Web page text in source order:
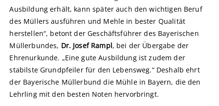
Ausbildung erhält, kann später auch den wichtigen Beruf
des Müllers ausführen und Mehle in bester Qualität
herstellen“, betont der Geschäftsführer des Bayerischen
Müllerbundes, Dr. Josef Rampl, bei der Übergabe der
Ehrenurkunde. „Eine gute Ausbildung ist zudem der
stabilste Grundpfeiler für den Lebensweg.“ Deshalb ehrt
der Bayerische Müllerbund die Mühle in Bayern, die den
Lehrling mit den besten Noten hervorbringt.